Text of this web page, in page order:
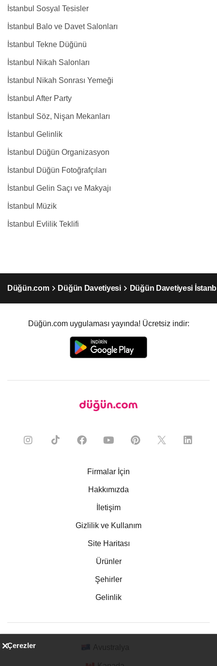
İstanbul Sosyal Tesisler
İstanbul Balo ve Davet Salonları
İstanbul Tekne Düğünü
İstanbul Nikah Salonları
İstanbul Nikah Sonrası Yemeği
İstanbul After Party
İstanbul Söz, Nişan Mekanları
İstanbul Gelinlik
İstanbul Düğün Organizasyon
İstanbul Düğün Fotoğrafçıları
İstanbul Gelin Saçı ve Makyajı
İstanbul Müzik
İstanbul Evlilik Teklifi
Düğün.com Düğün Davetiyesi Düğün Davetiyesi
Düğün.com uygulaması yayında! Ücretsiz indir:
Firmalar İçin
Hakkımızda
İletişim
Gizlilik ve Kullanım
Site Haritası
Ürünler
Şehirler
Gelinlik
Çerezler